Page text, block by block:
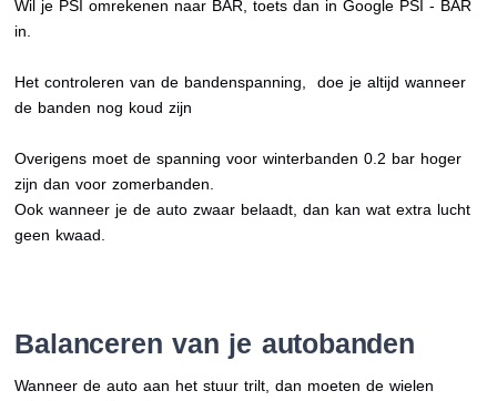
Wil je PSI omrekenen naar BAR, toets dan in Google PSI - BAR
in.
Het controleren van de bandenspanning, doe je altijd wanneer
de banden nog koud zijn
Overigens moet de spanning voor winterbanden 0.2 bar hoger
zijn dan voor zomerbanden.
Ook wanneer je de auto zwaar belaadt, dan kan wat extra lucht
geen kwaad.
Balanceren van je autobanden
Wanneer de auto aan het stuur trilt, dan moeten de wielen